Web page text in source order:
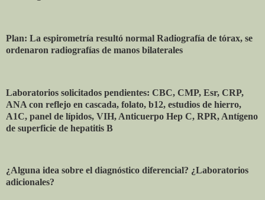
Plan: La espirometría resultó normal Radiografía de tórax, se
ordenaron radiografías de manos bilaterales
Laboratorios solicitados pendientes: CBC, CMP, Esr, CRP,
ANA con reflejo en cascada, folato, b12, estudios de hierro,
A1C, panel de lípidos, VIH, Anticuerpo Hep C, RPR, Antígeno
de superficie de hepatitis B
¿Alguna idea sobre el diagnóstico diferencial? ¿Laboratorios
adicionales?